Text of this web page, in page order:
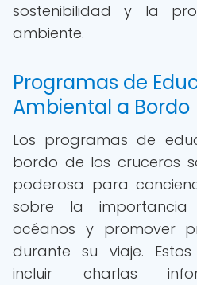
sostenibilidad y la
ambiente.
Programas de
Ambiental a Bordo
Los programas de
bordo de los cruceros
poderosa para
sobre la
océanos y promover
durante su viaje.
incluir charlas